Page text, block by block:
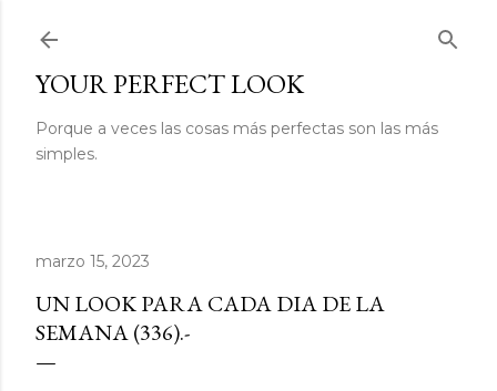
YOUR PERFECT LOOK
Porque a veces las cosas más perfectas son las más
simples.
marzo 15, 2023
UN LOOK PARA CADA DIA DE LA
SEMANA (336).-